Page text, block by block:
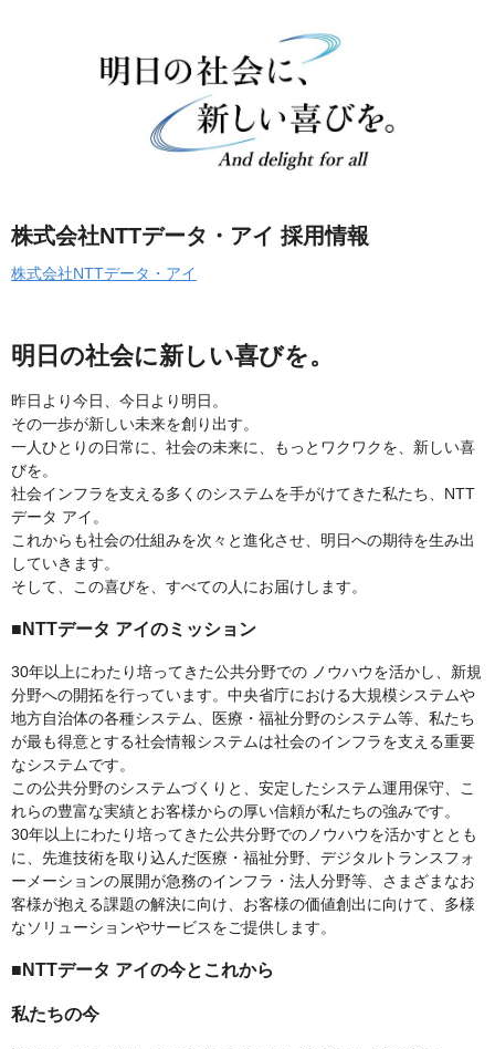
株式会社NTTデータ・アイ 採用情報
株式会社NTTデータ・アイ
明日の社会に新しい喜びを。
昨日より今日、今日より明日。
その一歩が新しい未来を創り出す。
一人ひとりの日常に、社会の未来に、もっとワクワクを、新しい喜
びを。
社会インフラを支える多くのシステムを手がけてきた私たち、NTT
データ アイ。
これからも社会の仕組みを次々と進化させ、明日への期待を生み出
していきます。
そして、この喜びを、すべての人にお届けします。
■NTTデータ アイのミッション
30年以上にわたり培ってきた公共分野での ノウハウを活かし、新規
分野への開拓を行っています。中央省庁における大規模システムや
地方自治体の各種システム、医療・福祉分野のシステム等、私たち
が最も得意とする社会情報システムは社会のインフラを支える重要
なシステムです。
この公共分野のシステムづくりと、安定したシステム運用保守、こ
れらの豊富な実績とお客様からの厚い信頼が私たちの強みです。
30年以上にわたり培ってきた公共分野でのノウハウを活かすととも
に、先進技術を取り込んだ医療・福祉分野、デジタルトランスフォ
ーメーションの展開が急務のインフラ・法人分野等、さまざまなお
客様が抱える課題の解決に向け、お客様の価値創出に向けて、多様
なソリューションやサービスをご提供します。
■NTTデータ アイの今とこれから
私たちの今